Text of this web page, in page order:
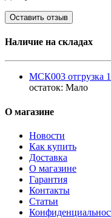
Оставить отзыв
Наличие на складах
МСК003 отгрузка
остаток: Мало
О магазине
Новости
Как купить
Доставка
О магазине
Гарантия
Контакты
Статьи